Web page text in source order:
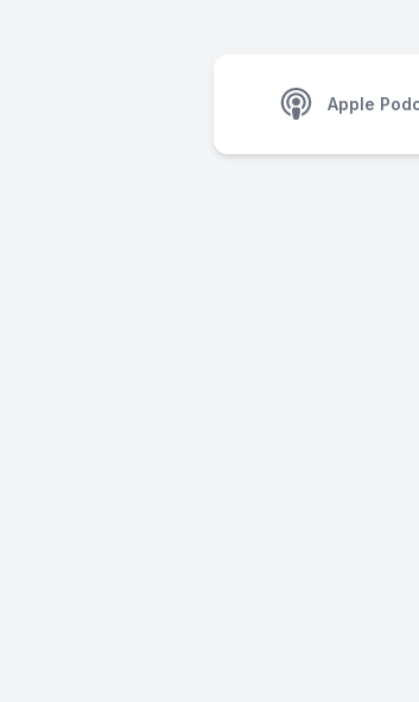
Apple